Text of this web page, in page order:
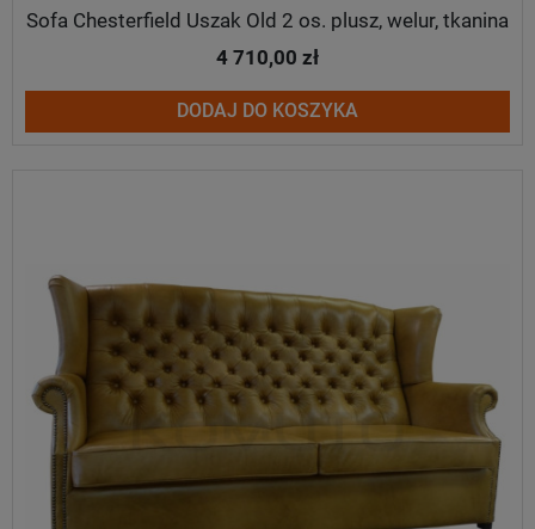
Sofa Chesterfield Uszak Old 2 os. plusz, welur, tkanina
4 710,00 zł
DODAJ DO KOSZYKA